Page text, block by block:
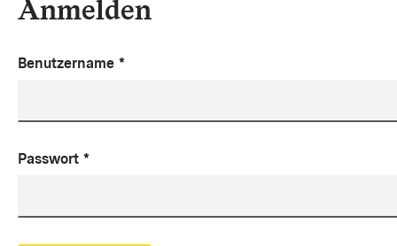
Anmelden
Benutzername *
Passwort *